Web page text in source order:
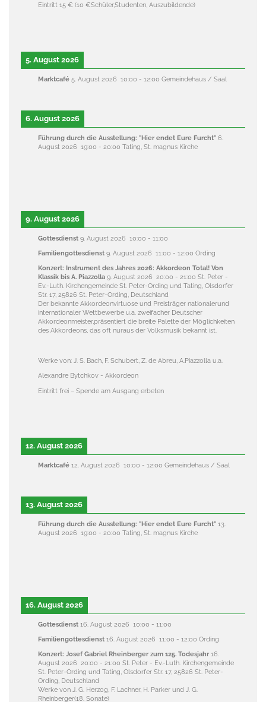
Eintritt 15 € (10 €Schüler,Studenten, Auszubildende)
5. August 2026
Marktcafé 5. August 2026 10:00 - 12:00 Gemeindehaus / Saal
6. August 2026
Führung durch die Ausstellung: "Hier endet Eure Furcht" 6.
August 2026 19:00 - 20:00 Tating, St. magnus Kirche
9. August 2026
Gottesdienst 9. August 2026 10:00 - 11:00
Familiengottesdienst 9. August 2026 11:00 - 12:00 Ording
Konzert: Instrument des Jahres 2026: Akkordeon Total! Von
Klassik bis A. Piazzolla 9. August 2026 20:00 - 21:00 St. Peter -
Ev.-Luth. Kirchengemeinde St. Peter-Ording und Tating, Olsdorfer
Str. 17, 25826 St. Peter-Ording, Deutschland
Der bekannte Akkordeonvirtuose und Preisträger nationalerund
internationaler Wettbewerbe u.a. zweifacher Deutscher
Akkordeonmeister,präsentiert die breite Palette der Möglichkeiten
des Akkordeons, das oft nuraus der Volksmusik bekannt ist.
Werke von: J. S. Bach, F. Schubert, Z. de Abreu, A.Piazzolla u.a.
Alexandre Bytchkov - Akkordeon
Eintritt frei – Spende am Ausgang erbeten
12. August 2026
Marktcafé 12. August 2026 10:00 - 12:00 Gemeindehaus / Saal
13. August 2026
Führung durch die Ausstellung: "Hier endet Eure Furcht" 13.
August 2026 19:00 - 20:00 Tating, St. magnus Kirche
16. August 2026
Gottesdienst 16. August 2026 10:00 - 11:00
Familiengottesdienst 16. August 2026 11:00 - 12:00 Ording
Konzert: Josef Gabriel Rheinberger zum 125. Todesjahr 16.
August 2026
20:00 - 21:00 St. Peter - Ev.-Luth. Kirchengemeinde
St. Peter-Ording und Tating, Olsdorfer Str. 17, 25826 St. Peter-
Ording, Deutschland
Werke von J. G. Herzog, F. Lachner, H. Parker und J. G.
Rheinberger(18. Sonate)